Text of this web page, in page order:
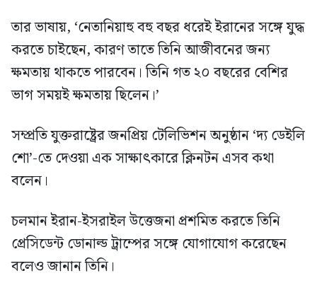
তার ভাষায়, ‘নেতানিয়াহু বহু বছর ধরেই ইরানের সঙ্গে যুদ্ধ
করতে চাইছেন, কারণ তাতে তিনি আজীবনের জন্য
ক্ষমতায় থাকতে পারবেন। তিনি গত ২০ বছরের বেশির
ভাগ সময়ই ক্ষমতায় ছিলেন।’
সম্প্রতি যুক্তরাষ্ট্রের জনপ্রিয় টেলিভিশন অনুষ্ঠান ‘দ্য ডেইলি
শো’-তে দেওয়া এক সাক্ষাৎকারে ক্লিনটন এসব কথা
বলেন।
চলমান ইরান-ইসরাইল উত্তেজনা প্রশমিত করতে তিনি
প্রেসিডেন্ট ডোনাল্ড ট্রাম্পের সঙ্গে যোগাযোগ করেছেন
বলেও জানান তিনি।